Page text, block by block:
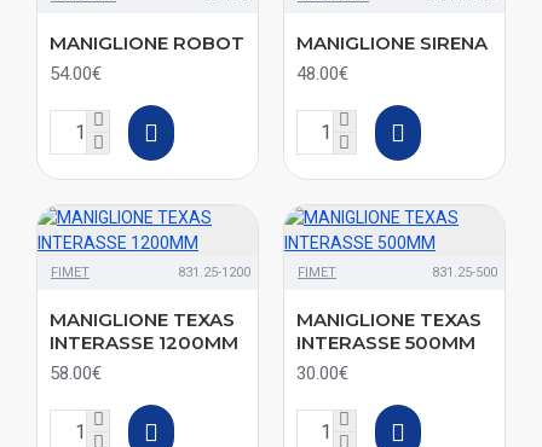
MANIGLIONE ROBOT
54.00€
MANIGLIONE SIRENA
48.00€
FIMET 831.25-1200
MANIGLIONE TEXAS
INTERASSE 1200MM
58.00€
FIMET 831.25-500
MANIGLIONE TEXAS
INTERASSE 500MM
30.00€